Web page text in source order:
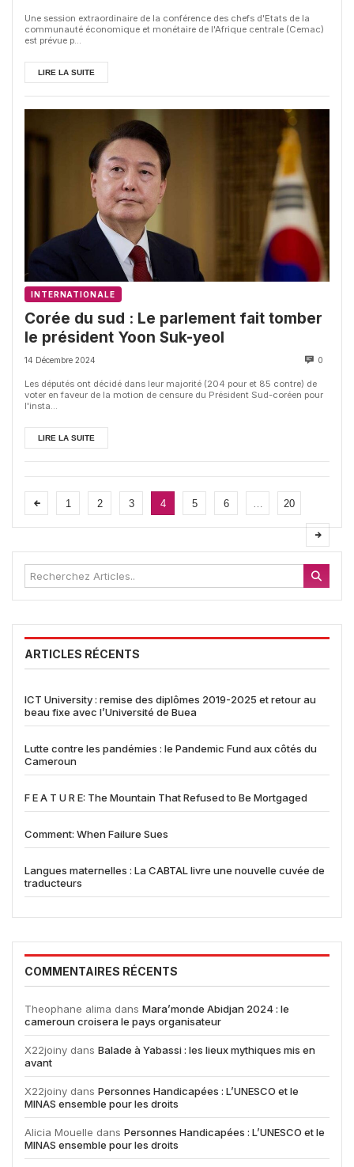
Une session extraordinaire de la conférence des chefs d'Etats de la
communauté économique et monétaire de l'Afrique centrale (Cemac)
est prévue p...
LIRE LA SUITE
INTERNATIONALE
Corée du sud : Le parlement fait tomber
le président Yoon Suk-yeol
14 Décembre 2024 0
Les députés ont décidé dans leur majorité (204 pour et 85 contre) de
voter en faveur de la motion de censure du Président Sud-coréen pour
l'insta...
LIRE LA SUITE
1 2 3 4 5 6 … 20
ARTICLES RÉCENTS
ICT University : remise des diplômes 2019-2025 et retour au
beau fixe avec l’Université de Buea
Lutte contre les pandémies : le Pandemic Fund aux côtés du
Cameroun
F E A T U R E: The Mountain That Refused to Be Mortgaged
Comment: When Failure Sues
Langues maternelles : La CABTAL livre une nouvelle cuvée de
traducteurs
COMMENTAIRES RÉCENTS
Theophane alima dans Mara’monde Abidjan 2024 : le
cameroun croisera le pays organisateur
X22joiny dans Balade à Yabassi : les lieux mythiques mis en
avant
X22joiny dans Personnes Handicapées : L’UNESCO et le
MINAS ensemble pour les droits
Alicia Mouelle dans Personnes Handicapées : L’UNESCO et le
MINAS ensemble pour les droits